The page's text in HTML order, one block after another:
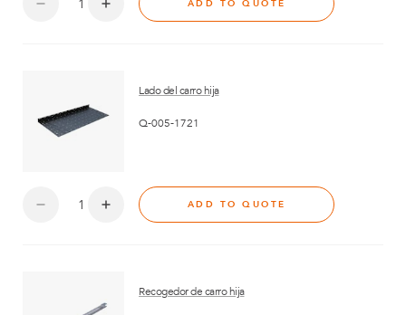
ADD TO QUOTE
Lado del carro hija
Q-005-1721
ADD TO QUOTE
Recogedor de carro hija